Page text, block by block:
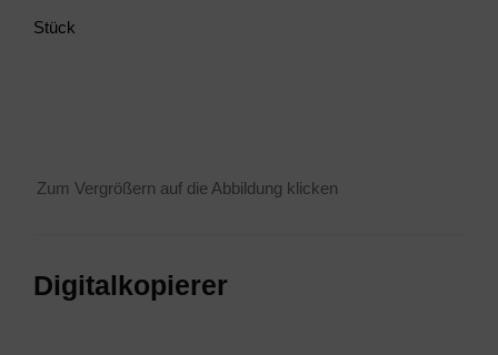
Stück
Zum Ver­grö­ßern auf die Abbil­dung klicken
Digi­tal­ko­pie­rer